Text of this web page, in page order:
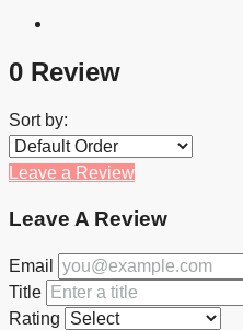
0 Review
Sort by:
Leave a Review
Leave A Review
Email
Title
Rating